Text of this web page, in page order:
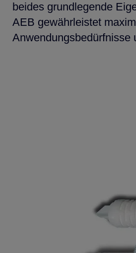
beides grundlegende
AEB gewährleistet
Anwendungsbedürfnisse